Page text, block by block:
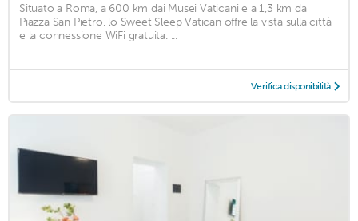
Situato a Roma, a 600 km dai Musei Vaticani e a 1,3 km da
Piazza San Pietro, lo Sweet Sleep Vatican offre la vista sulla città
e la connessione WiFi gratuita. ...
Verifica disponibilità